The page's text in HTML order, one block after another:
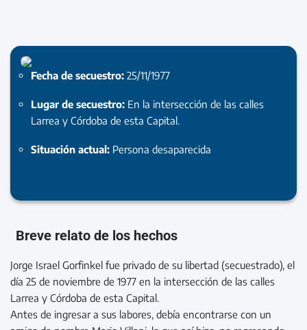
Fecha de secuestro: 25/11/1977
Lugar de secuestro: En la intersección de las calles
Larrea y Córdoba de esta Capital.
Situación actual: Persona desaparecida
Breve relato de los hechos
Jorge Israel Gorfinkel fue privado de su libertad (secuestrado), el
día 25 de noviembre de 1977 en la intersección de las calles
Larrea y Córdoba de esta Capital.
Antes de ingresar a sus labores, debía encontrarse con un